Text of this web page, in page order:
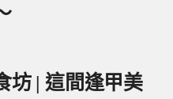
坊 | 這間逢甲美